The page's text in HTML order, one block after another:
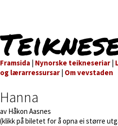
Framsida | Nynorske teikneseriar |
og lærarressursar | Om vevstaden
Hanna
av Håkon Aasnes
(klikk på biletet for å opna ei større